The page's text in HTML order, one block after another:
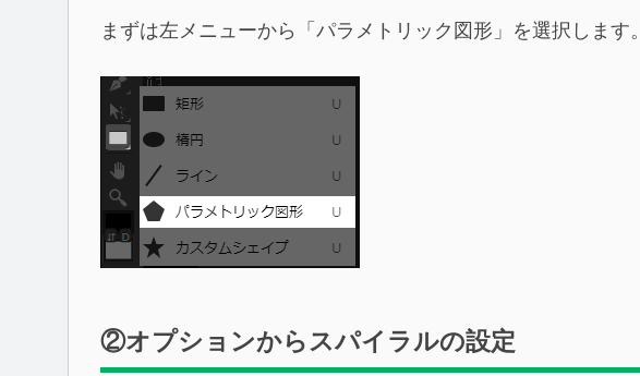
まずは左メニューから「パラメトリック図形」を選択します。
②オプションからスパイラルの設定